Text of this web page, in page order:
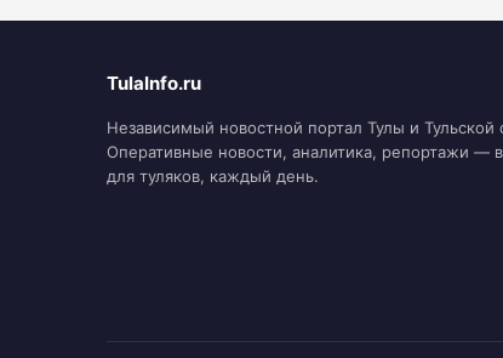
TulaInfo.ru
Независимый новостной портал Тулы и Тульской
Оперативные новости, аналитика, репортажи —
для туляков, каждый день.